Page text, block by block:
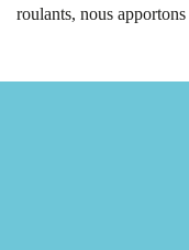
roulants, nous